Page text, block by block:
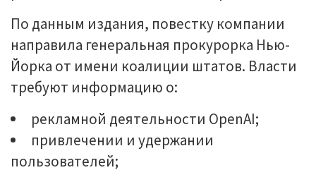
По данным издания, повестку компании
направила генеральная прокурорка Нью-
Йорка от имени коалиции штатов. Власти
требуют информацию о:
рекламной деятельности OpenAI;
привлечении и удержании
пользователей;